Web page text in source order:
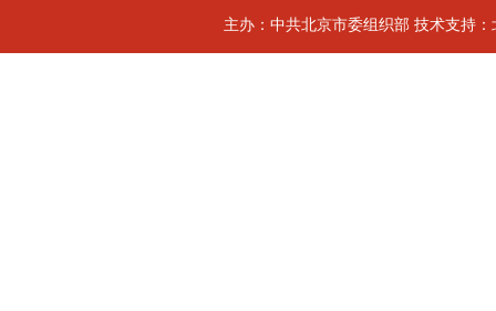
主办：中共北京市委组织部 技术支持